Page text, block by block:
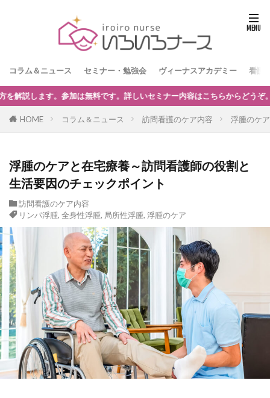
コラム＆ニュース セミナー・勉強会 ヴィーナスアカデミー 看護
はこちらからどうぞ。
HOME コラム＆ニュース 訪問看護のケア内容 浮腫のケ
浮腫のケアと在宅療養～訪問看護師の役割と
生活要因のチェックポイント
訪問看護のケア内容
リンパ浮腫, 全身性浮腫, 局所性浮腫, 浮腫のケア